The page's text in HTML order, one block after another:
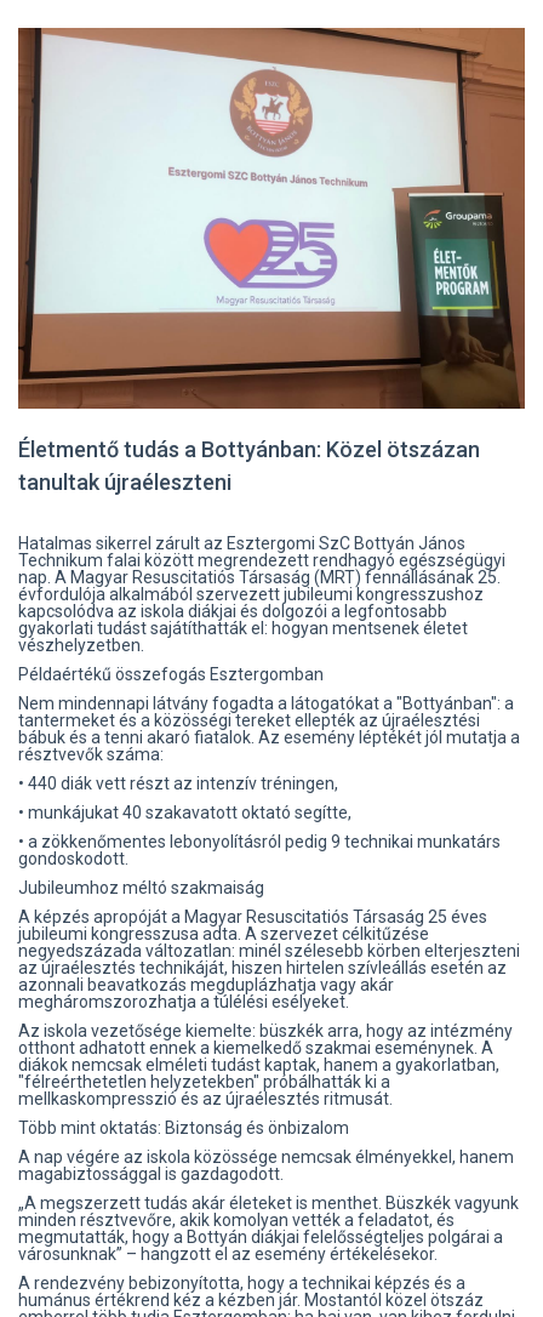
Életmentő tudás a Bottyánban: Közel ötszázan
tanultak újraéleszteni
Hatalmas sikerrel zárult az Esztergomi SzC Bottyán János
Technikum falai között megrendezett rendhagyó egészségügyi
nap. A Magyar Resuscitatiós Társaság (MRT) fennállásának 25.
évfordulója alkalmából szervezett jubileumi kongresszushoz
kapcsolódva az iskola diákjai és dolgozói a legfontosabb
gyakorlati tudást sajátíthatták el: hogyan mentsenek életet
vészhelyzetben.
Példaértékű összefogás Esztergomban
Nem mindennapi látvány fogadta a látogatókat a "Bottyánban": a
tantermeket és a közösségi tereket ellepték az újraélesztési
bábuk és a tenni akaró fiatalok. Az esemény léptékét jól mutatja a
résztvevők száma:
• 440 diák vett részt az intenzív tréningen,
• munkájukat 40 szakavatott oktató segítte,
• a zökkenőmentes lebonyolításról pedig 9 technikai munkatárs
gondoskodott.
Jubileumhoz méltó szakmaiság
A képzés apropóját a Magyar Resuscitatiós Társaság 25 éves
jubileumi kongresszusa adta. A szervezet célkitűzése
negyedszázada változatlan: minél szélesebb körben elterjeszteni
az újraélesztés technikáját, hiszen hirtelen szívleállás esetén az
azonnali beavatkozás megduplázhatja vagy akár
megháromszorozhatja a túlélési esélyeket.
Az iskola vezetősége kiemelte: büszkék arra, hogy az intézmény
otthont adhatott ennek a kiemelkedő szakmai eseménynek. A
diákok nemcsak elméleti tudást kaptak, hanem a gyakorlatban,
"félreérthetetlen helyzetekben" próbálhatták ki a
mellkaskompresszió és az újraélesztés ritmusát.
Több mint oktatás: Biztonság és önbizalom
A nap végére az iskola közössége nemcsak élményekkel, hanem
magabiztossággal is gazdagodott.
„A megszerzett tudás akár életeket is menthet. Büszkék vagyunk
minden résztvevőre, akik komolyan vették a feladatot, és
megmutatták, hogy a Bottyán diákjai felelősségteljes polgárai a
városunknak” – hangzott el az esemény értékelésekor.
A rendezvény bebizonyította, hogy a technikai képzés és a
humánus értékrend kéz a kézben jár. Mostantól közel ötszáz